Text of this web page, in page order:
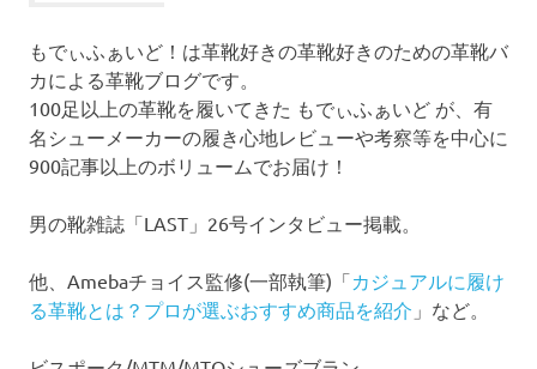
もでぃふぁいど！は革靴好きの革靴好きのための革靴バ
カによる革靴ブログです。
100足以上の革靴を履いてきた もでぃふぁいど が、有
名シューメーカーの履き心地レビューや考察等を中心に
900記事以上のボリュームでお届け！
男の靴雑誌「LAST」26号インタビュー掲載。
他、Amebaチョイス監修(一部執筆)「カジュアルに履け
る革靴とは？プロが選ぶおすすめ商品を紹介 」など。